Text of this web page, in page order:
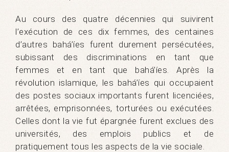
Au cours des quatre décennies qui suivirent
l’exécution de ces dix femmes, des centaines
d’autres bahá’íes furent durement persécutées,
subissant des discriminations en tant que
femmes et en tant que bahá’íes. Après la
révolution islamique, les bahá’íes qui occupaient
des postes sociaux importants furent licenciées,
arrêtées, emprisonnées, torturées ou exécutées.
Celles dont la vie fut épargnée furent exclues des
universités, des emplois publics et de
pratiquement tous les aspects de la vie sociale.